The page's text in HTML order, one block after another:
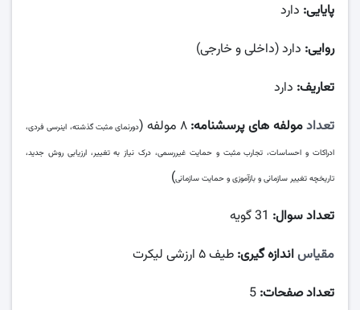
پایایی: دارد
روایی: دارد (داخلی و خارجی)
تعاریف: دارد
تعدادمولفه های پرسشنامه: ۸ مولفه ( دورنمای مثبت گذشته، اینرسی فردی،
ادراکات و احساسات، تجارب مثبت و حمایت غیررسمی، درک نیاز به تغییر، ارزیابی روش جدید،
تاریخچه تغییر سازمانی و بازآموزی و حمایت سازمانی)
تعداد سوال:
مقیاساندازه گیری: طیف ۵ ارزشی لیکرت
تعداد صفحات: